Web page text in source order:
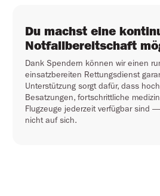
Du machst eine
Notfallbereitschaft
Dank Spendern können wir einen
einsatzbereiten Rettungsdienst
Unterstützung sorgt dafür, dass
Besatzungen, fortschrittliche
Flugzeuge jederzeit verfügbar sind
nicht auf sich.